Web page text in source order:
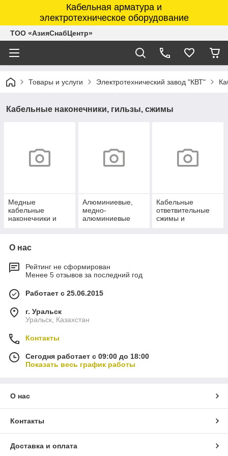
Кабельная арматура и
электротехническое оборудование
ТОО «АзияСнабЦентр»
Товары и услуги Электротехнический завод "КВТ"
Кабельные наконечники, гильзы, сжимы
Медные
кабельные
наконечники и
Алюминиевые,
медно-
алюминиевые
Кабельные
ответвительные
сжимы и
О нас
Рейтинг не сформирован
Менее 5 отзывов за последний год
Работает с 25.06.2015
г. Уральск
Уральск, Казахстан
Контакты
Сегодня работает с 09:00 до 18:00
Показать весь график работы
О нас
Контакты
Доставка и оплата